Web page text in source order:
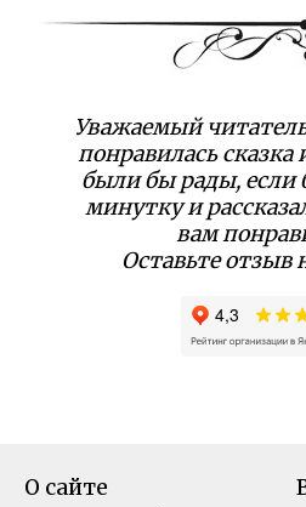
Уважаемый
понравилась
были бы рады, если
минутку и
вам
Оставьте отзыв
О сайте